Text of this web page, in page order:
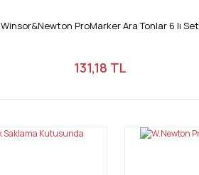
Winsor&Newton ProMarker Ara Tonlar 6 lı Set
131,18 TL